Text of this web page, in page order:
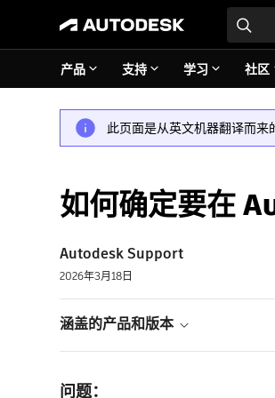
产品 支持 学习 社区
此页面是从英文机器翻译而来
如何确定要在
Autodesk Support
2026年3月18日
涵盖的产品和版本
问题：